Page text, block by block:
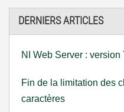
DERNIERS ARTICLES
NI Web Server : version
Fin de la limitation des
caractères